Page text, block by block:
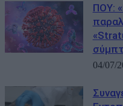
ΠΟΥ:
04/07/